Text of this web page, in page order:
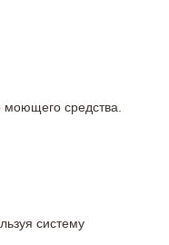
моющего средства.
систему